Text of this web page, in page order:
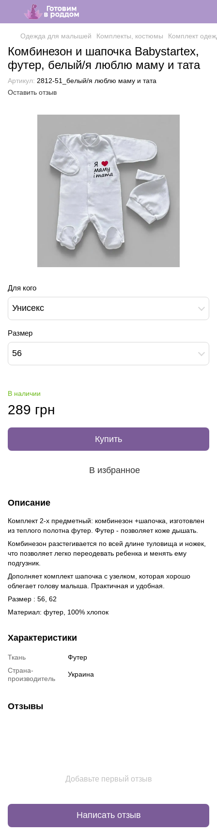
Одежда для малышей Комплекты, костюмы Комплект
Комбинезон и шапочка Babystartex,
футер, белый/я люблю маму и тата
Артикул: 2812-51_белый/я люблю маму и тата
Оставить отзыв
Для кого
Унисекс
Размер
56
В наличии
289 грн
Купить
В избранное
Описание
Комплект 2-х предметный: комбинезон +шапочка, изготовлен
из теплого полотна футер. Футер - позволяет коже дышать.
Комбинезон разстегивается по всей длине туловища и ножек,
что позволяет легко переодевать ребенка и менять ему
подгузник.
Дополняет комплект шапочка с узелком, которая хорошо
облегает голову малыша. Практичная и удобная.
Размер : 56, 62
Материал: футер, 100% хлопок
Характеристики
Ткань
Футер
Страна-
производитель
Украина
Отзывы
Добавьте первый отзыв
Написать отзыв